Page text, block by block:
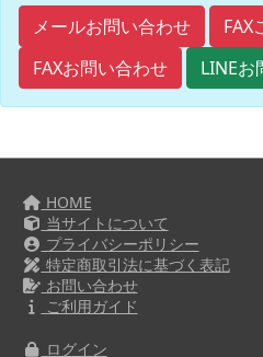
メールお問い合わせ
FAX
FAXお問い合わせ
LINEお
HOME
当サイトについて
プライバシーポリシー
特定商取引法に基づく表記
お問い合わせ
ご利用ガイド
ログイン